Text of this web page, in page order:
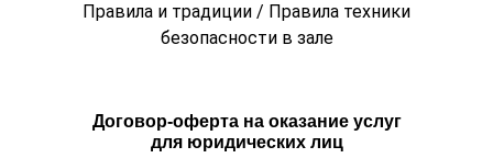
Правила и традиции / Правила техники
безопасности в зале
Договор-оферта на оказание услуг
для юридических лиц